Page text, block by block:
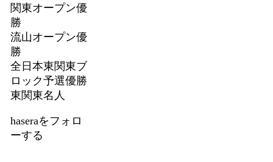
関東オープン優
勝
流山オープン優
勝
全日本東関東ブ
ロック予選優勝
東関東名人
haseraをフォロ
ーする